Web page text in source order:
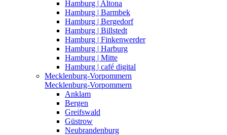
Hamburg | Altona
Hamburg | Barmbek
Hamburg | Bergedorf
Hamburg | Billstedt
Hamburg | Finkenwerder
Hamburg | Harburg
Hamburg | Mitte
Hamburg | café digital
Mecklenburg-Vorpommern
Mecklenburg-Vorpommern
Anklam
Bergen
Greifswald
Güstrow
Neubrandenburg